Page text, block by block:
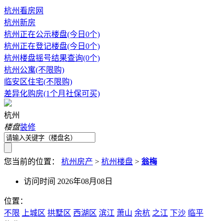
杭州看房网
杭州新房
杭州正在公示楼盘(今日0个)
杭州正在登记楼盘(今日0个)
杭州楼盘摇号结果查询(0个)
杭州公寓(不限购)
临安区住宅(不限购)
差异化购房(1个月社保可买)
杭州
楼盘装修
您当前的位置： 杭州房产 > 杭州楼盘 > 翁梅
访问时间 2026年08月08日
位置：
不限
上城区 拱墅区 西湖区 滨江 萧山 余杭 之江 下沙 临平